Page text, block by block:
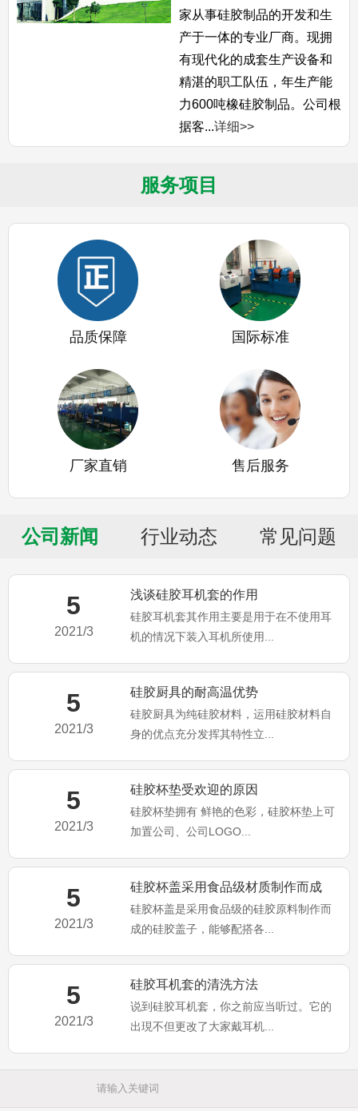
家从事硅胶制品的开发和生
产于一体的专业厂商。现拥
有现代化的成套生产设备和
精湛的职工队伍，年生产能
力600吨橡硅胶制品。公司根
据客...详细>>
服务项目
品质保障 国际标准
厂家直销 售后服务
公司新闻 行业动态 常见问题
5
2021/3
浅谈硅胶耳机套的作用
硅胶耳机套其作用主要是用于在不使用耳
机的情况下装入耳机所使用...
5
2021/3
硅胶厨具的耐高温优势
硅胶厨具为纯硅胶材料，运用硅胶材料自
身的优点充分发挥其特性立...
5
2021/3
硅胶杯垫受欢迎的原因
硅胶杯垫拥有 鲜艳的色彩，硅胶杯垫上可
加置公司、公司LOGO...
5
2021/3
硅胶杯盖采用食品级材质制作而成
硅胶杯盖是采用食品级的硅胶原料制作而
成的硅胶盖子，能够配搭各...
5
2021/3
硅胶耳机套的清洗方法
说到硅胶耳机套，你之前应当听过。它的
出現不但更改了大家戴耳机...